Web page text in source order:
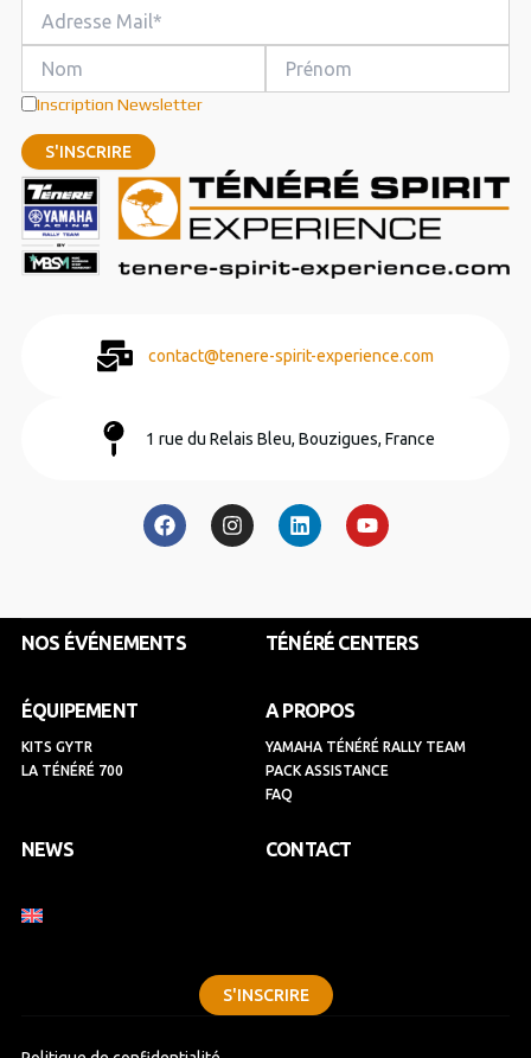
contact@tenere-spirit-experience.com
1 rue du Relais Bleu, Bouzigues, France
a
c
e
o
k
n
s
t
r
i
n
k
i
n
o
u
t
e
Inscription Newsletter
NOS ÉVÉNEMENTS TÉNÉRÉ CENTERS
ÉQUIPEMENT
KITS GYTR
LA TÉNÉRÉ 700
A PROPOS
YAMAHA TÉNÉRÉ RALLY TEAM
PACK ASSISTANCE
FAQ
NEWS CONTACT
S'INSCRIRE